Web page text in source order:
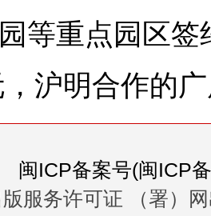
等重点园区签
，沪明合作的
闽ICP备案号(闽ICP
版服务许可证 （署）